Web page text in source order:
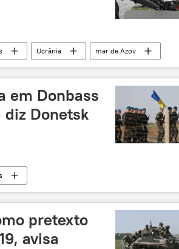
Ucrânia
mar de Azov
afundamento
embarcações
em Donbass
diz Donetsk
Leste da Ásia
Donbass
ofensiva
pretexto
avisa